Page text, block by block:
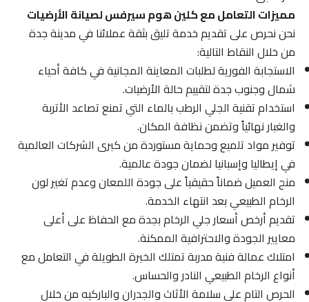
مميزات التعامل مع كلين هوم سيرفس لصيانة الأرضيات
نحن نحرص على تقديم خدمة تليق بثقة عملائنا في مدينة جدة
من خلال النقاط التالية:
الاستجابة الفورية لطلبات المعاينة المجانية في كافة أحياء
شمال وجنوب جدة لتقييم حالة الأرضيات.
استخدام تقنية الجلي الرطب بالماء التي تمنع تصاعد الأتربة
والغبار نهائياً وتضمن نظافة المكان.
توفير مواد تلميع وحماية مستوردة من كبرى الشركات العالمية
في إيطاليا وإسبانيا لضمان جودة عالمية.
منح العميل ضماناً حقيقياً على جودة اللمعان وعدم تغير لون
الرخام الطبيعي بعد انتهاء الخدمة.
تقديم أرخص أسعار جلي الرخام بجدة مع الحفاظ على أعلى
معايير الجودة والاحترافية الممكنة.
امتلاك عمالة فنية مدربة تمتلك الخبرة الطويلة في التعامل مع
أنواع الرخام الطبيعي النادر والحساس.
الحرص التام على سلامة الأثاث والجدران والباركيه من خلال